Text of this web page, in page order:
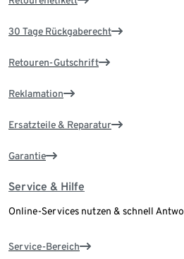
30 Tage Rückgaberecht
Retouren-Gutschrift
Reklamation
Ersatzteile & Reparatur
Garantie
Service & Hilfe
Online-Services nutzen & schnell
Service-Bereich